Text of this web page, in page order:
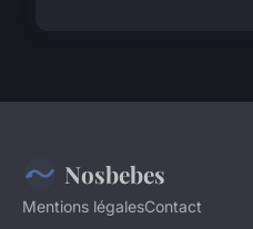
Nosbebes
Mentions légalesContact